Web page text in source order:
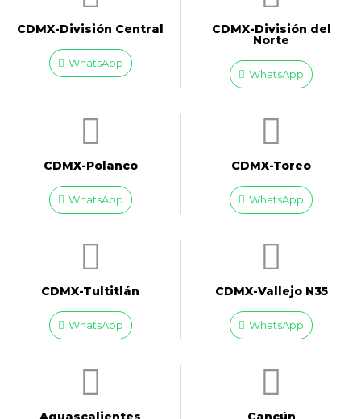
CDMX-División Central
WhatsApp
CDMX-División del
Norte
WhatsApp
CDMX-Polanco
WhatsApp
CDMX-Toreo
WhatsApp
CDMX-Tultitlán
WhatsApp
CDMX-Vallejo N35
WhatsApp